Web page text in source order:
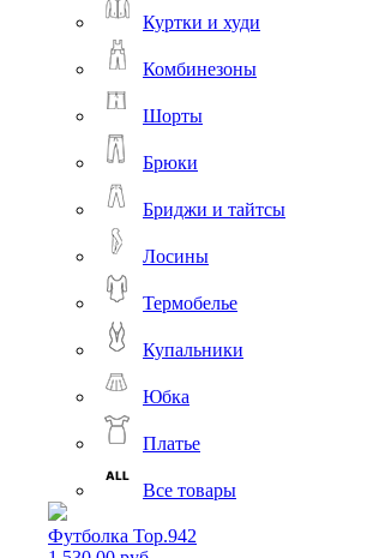
Куртки и худи
Комбинезоны
Шорты
Брюки
Бриджи и тайтсы
Лосины
Термобелье
Купальники
Юбка
Платье
Все товары
Футболка Top.942